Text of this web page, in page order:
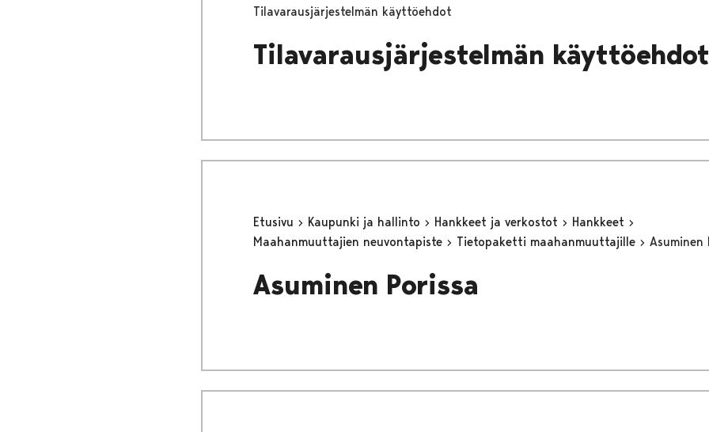
Tilavarausjärjestelmän käyttöehdot
Tilavarausjärjestelmän käyttöehdot
Etusivu Kaupunki ja hallinto Hankkeet ja verkostot
Hankkeet
Maahanmuuttajien neuvontapiste
Tietopaketti maahanmuuttajille Asuminen
Asuminen Porissa